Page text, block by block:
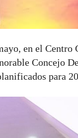
en el
Concejo
para